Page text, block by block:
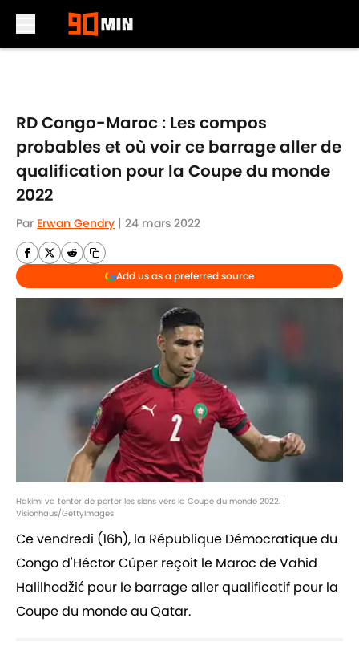
RD Congo-Maroc : Les compos
probables et où voir ce barrage aller de
qualification pour la Coupe du monde
2022
Par Erwan Gendry | 24 mars 2022
Add us as a preferred source
Hakimi va tenter de porter les siens vers la Coupe du monde 2022. |
Visionhaus/GettyImages
Ce vendredi (16h), la République Démocratique du
Congo d'Héctor Cúper reçoit le Maroc de Vahid
Halilhodžić pour le barrage aller qualificatif pour la
Coupe du monde au Qatar.